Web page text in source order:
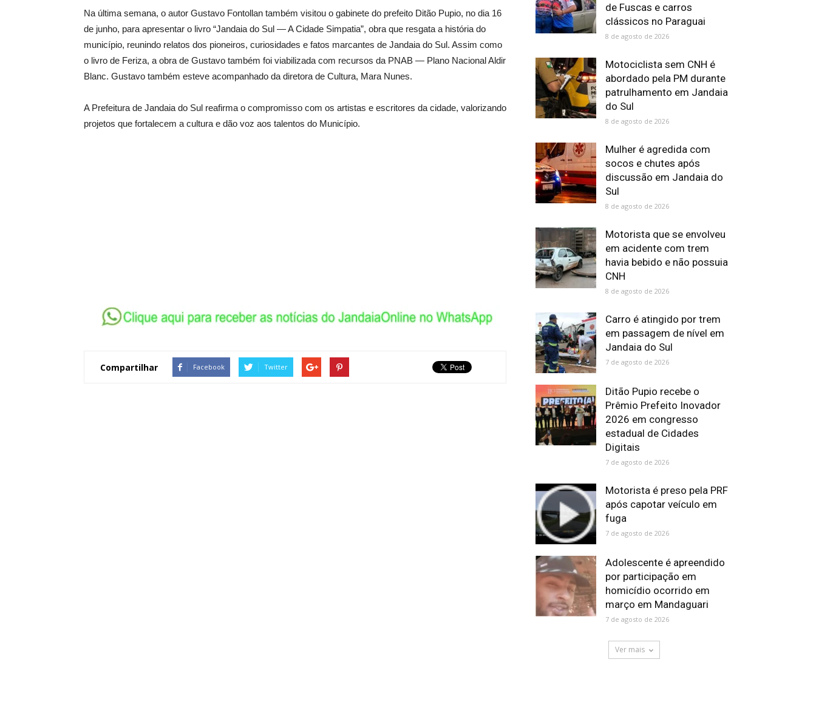
Na última semana, o autor Gustavo Fontollan também visitou o gabinete do prefeito Ditão Pupio, no dia 16
de junho, para apresentar o livro “Jandaia do Sul — A Cidade Simpatia”, obra que resgata a história do
município, reunindo relatos dos pioneiros, curiosidades e fatos marcantes de Jandaia do Sul. Assim como
o livro de Feriza, a obra de Gustavo também foi viabilizada com recursos da PNAB — Plano Nacional Aldir
Blanc. Gustavo também esteve acompanhado da diretora de Cultura, Mara Nunes.
A Prefeitura de Jandaia do Sul reafirma o compromisso com os artistas e escritores da cidade, valorizando
projetos que fortalecem a cultura e dão voz aos talentos do Município.
Compartilhar Facebook Twitter
de Fuscas e carros
clássicos no Paraguai
8 de agosto de 2026
Motociclista sem CNH é
abordado pela PM durante
patrulhamento em Jandaia
do Sul
8 de agosto de 2026
Mulher é agredida com
socos e chutes após
discussão em Jandaia do
Sul
8 de agosto de 2026
Motorista que se envolveu
em acidente com trem
havia bebido e não possuia
CNH
8 de agosto de 2026
Carro é atingido por trem
em passagem de nível em
Jandaia do Sul
7 de agosto de 2026
Ditão Pupio recebe o
Prêmio Prefeito Inovador
2026 em congresso
estadual de Cidades
Digitais
7 de agosto de 2026
Motorista é preso pela PRF
após capotar veículo em
fuga
7 de agosto de 2026
Adolescente é apreendido
por participação em
homicídio ocorrido em
março em Mandaguari
7 de agosto de 2026
Ver mais